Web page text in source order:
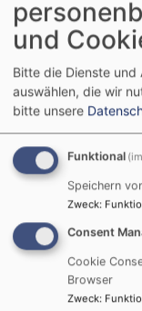
www.dekanat-
Evangelisch-
Evangelisch-
eine Körperschaft
durch Dekanin
Angaben gemäß
Evang.-Luth.
Neuenseer Str. 1
96247 Michelau
Tel.: 09571/98 20
Fax: 09571/98 20
und
Bitte die Dienste
auswählen, die wir
bitte unsere
Funktional
Speichern
Zweck:
Consent
Cookie
Browser
Zweck: